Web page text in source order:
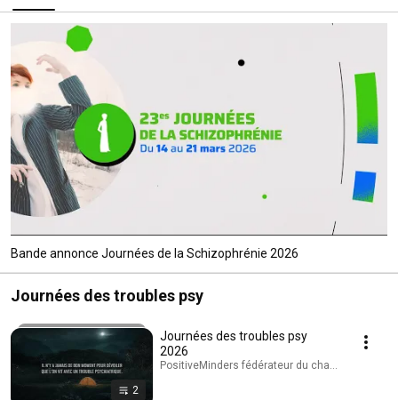
Bande annonce Journées de la Schizophrénie 2026
Journées des troubles psy
2
Journées des troubles psy
2026
PositiveMinders fédérateur du changement de